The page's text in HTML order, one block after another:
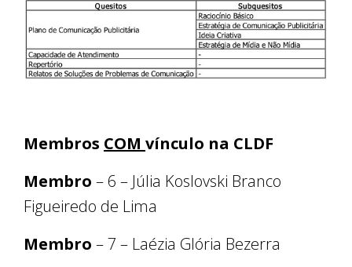
Membros COM vínculo na CLDF
Membro – 6 – Júlia Koslovski Branco
Figueiredo de Lima
Membro – 7 – Laézia Glória Bezerra